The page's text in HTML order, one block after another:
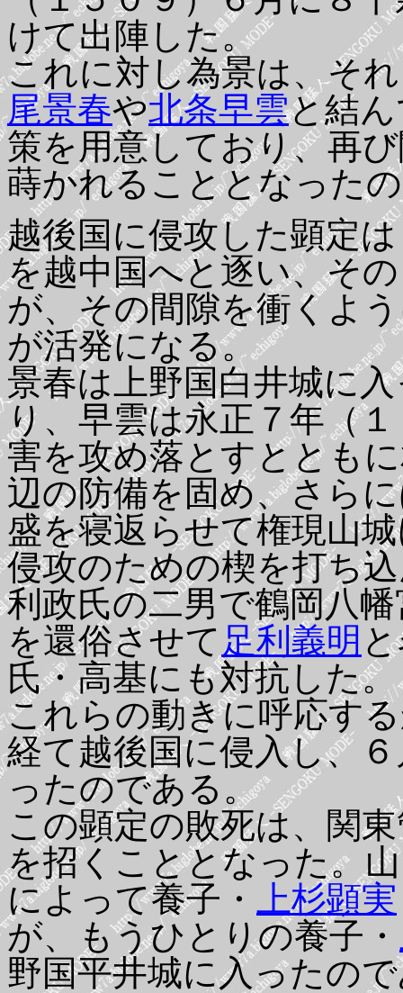
けて出陣した。
これに対し為景は、そ
尾景春や北条早雲と結
策を用意しており、再
蒔かれることとなった
越後国に侵攻した顕定
を越中国へと逐い、そ
が、その間隙を衝くよ
が活発になる。
景春は上野国白井城に
り、早雲は永正７年（
害を攻め落とすととも
辺の防備を固め、さら
盛を寝返らせて権現山
侵攻のための楔を打ち
利政氏の二男で鶴岡八
を還俗させて 足利義明
氏・高基にも対抗した。
これらの動きに呼応す
経て越後国に侵入し、
ったのである。
この顕定の敗死は、関
を招くこととなった。
によって養子・
上杉顕実
が、もうひとりの養子・
野国平井城に入ったの